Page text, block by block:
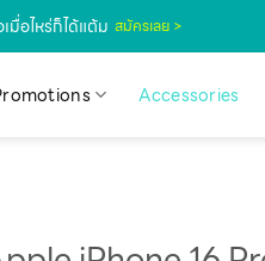
มื่อไหร่ก็ได้แต้ม สมัครเลย >
Accessories